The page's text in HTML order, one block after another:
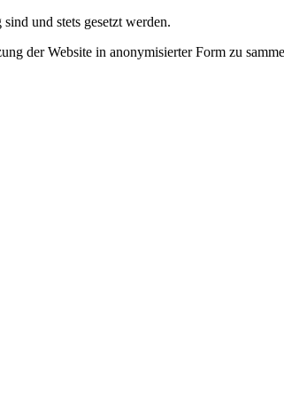
und stets gesetzt werden.
der Website in anonymisierter Form zu